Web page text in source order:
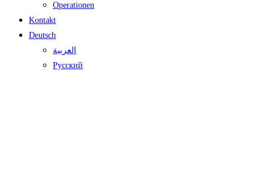
Operationen
Kontakt
Deutsch
العربية
Русский